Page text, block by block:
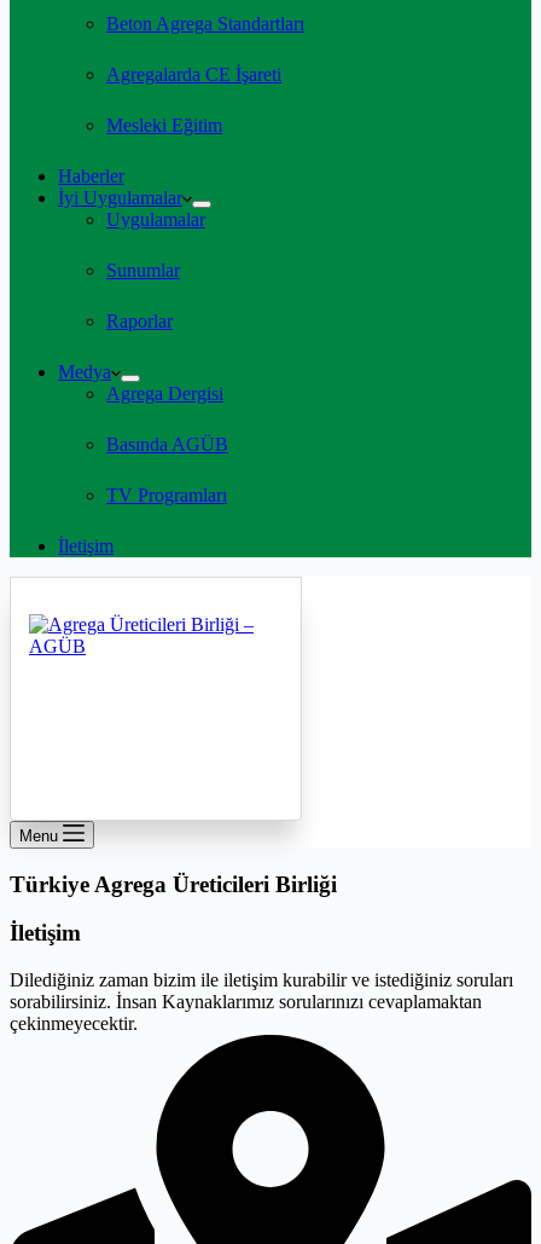
Beton Agrega Standartları
Agregalarda CE İşareti
Mesleki Eğitim
Haberler
İyi Uygulamalar
Uygulamalar
Sunumlar
Raporlar
Medya
Agrega Dergisi
Basında AGÜB
TV Programları
İletişim
Menu
Türkiye Agrega Üreticileri Birliği
İletişim
Dilediğiniz zaman bizim ile iletişim kurabilir ve istediğiniz soruları
sorabilirsiniz. İnsan Kaynaklarımız sorularınızı cevaplamaktan
çekinmeyecektir.